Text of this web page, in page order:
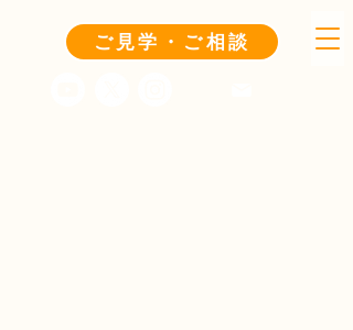
ご見学・ご相談